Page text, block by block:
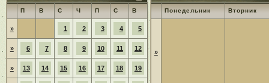
П В С Ч П С В
» 1 2 3 4 5
» 6 7 8 9 10 11 12
» 13 14 15 16 17 18 19
Понедельник Вторник
»